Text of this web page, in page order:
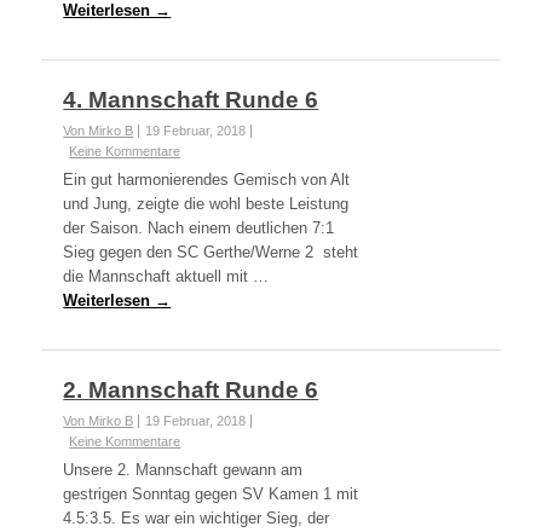
Weiterlesen →
4. Mannschaft Runde 6
Von Mirko B
19 Februar, 2018
Keine Kommentare
Ein gut harmonierendes Gemisch von Alt
und Jung, zeigte die wohl beste Leistung
der Saison. Nach einem deutlichen 7:1
Sieg gegen den SC Gerthe/Werne 2 steht
die Mannschaft aktuell mit …
Weiterlesen →
2. Mannschaft Runde 6
Von Mirko B
19 Februar, 2018
Keine Kommentare
Unsere 2. Mannschaft gewann am
gestrigen Sonntag gegen SV Kamen 1 mit
4.5:3.5. Es war ein wichtiger Sieg, der